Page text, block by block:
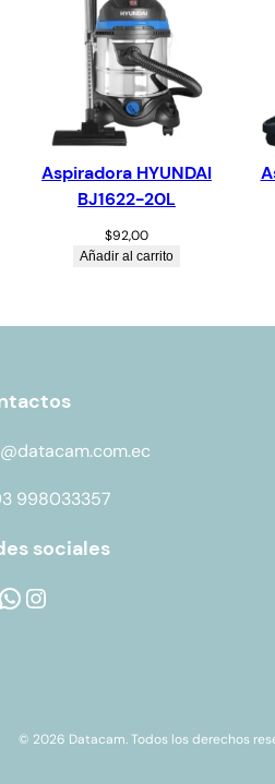
Aspiradora HYUNDAI
BJ1622-20L
$92,00
Añadir al carrito
998033357
sociales
© 2026 Datacam. Todos los derechos